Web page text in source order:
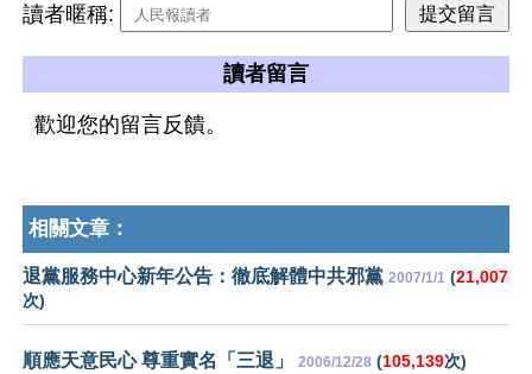
讀者暱稱:
讀者留言
歡迎您的留言反饋。
相關文章：
退黨服務中心新年公告：徹底解體中共邪黨 2007/1/1 (21,007
次)
順應天意民心 尊重實名「三退」 2006/12/28 (105,139次)